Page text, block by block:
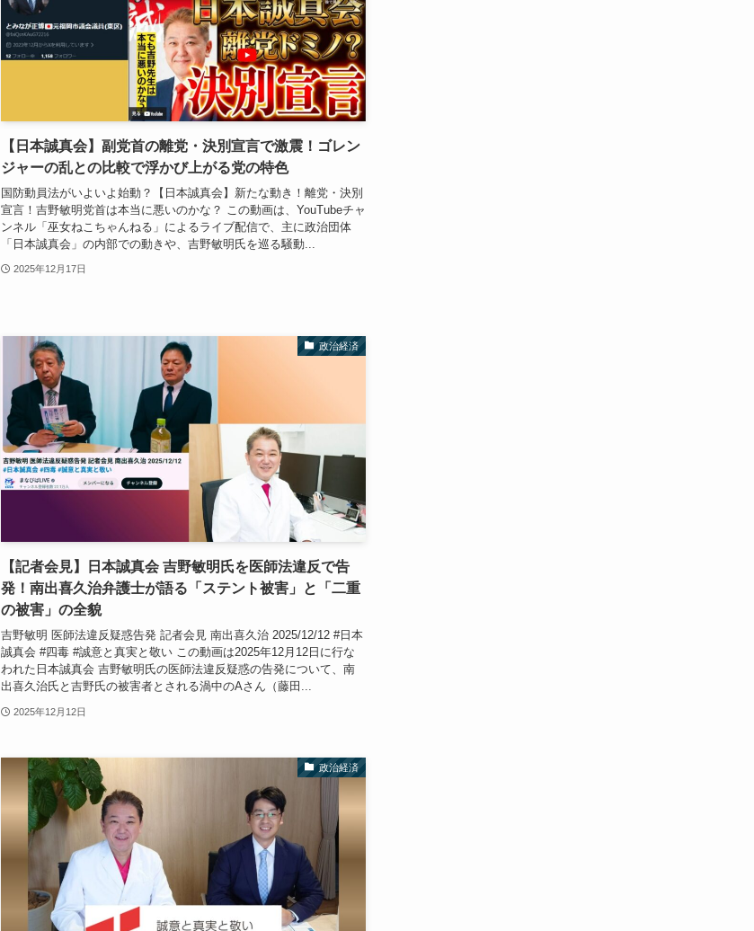
【日本誠真会】副党首の離党・決別宣言で激震！ゴレン
ジャーの乱との比較で浮かび上がる党の特色
国防動員法がいよいよ始動？【日本誠真会】新たな動き！離党・決別
宣言！吉野敏明党首は本当に悪いのかな？ この動画は、YouTubeチャ
ンネル「巫女ねこちゃんねる」によるライブ配信で、主に政治団体
「日本誠真会」の内部での動きや、吉野敏明氏を巡る騒動...
2025年12月17日
政治経済
【記者会見】日本誠真会 吉野敏明氏を医師法違反で告
発！南出喜久治弁護士が語る「ステント被害」と「二重
の被害」の全貌
吉野敏明 医師法違反疑惑告発 記者会見 南出喜久治 2025/12/12 #日本
誠真会 #四毒 #誠意と真実と敬い この動画は2025年12月12日に行な
われた日本誠真会 吉野敏明氏の医師法違反疑惑の告発について、南
出喜久治氏と吉野氏の被害者とされる渦中のAさん（藤田...
2025年12月12日
政治経済